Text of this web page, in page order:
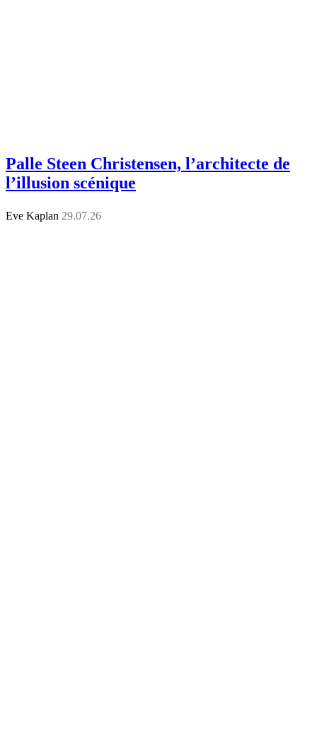
Palle Steen Christensen, l’architecte de
l’illusion scénique
Eve Kaplan 29.07.26